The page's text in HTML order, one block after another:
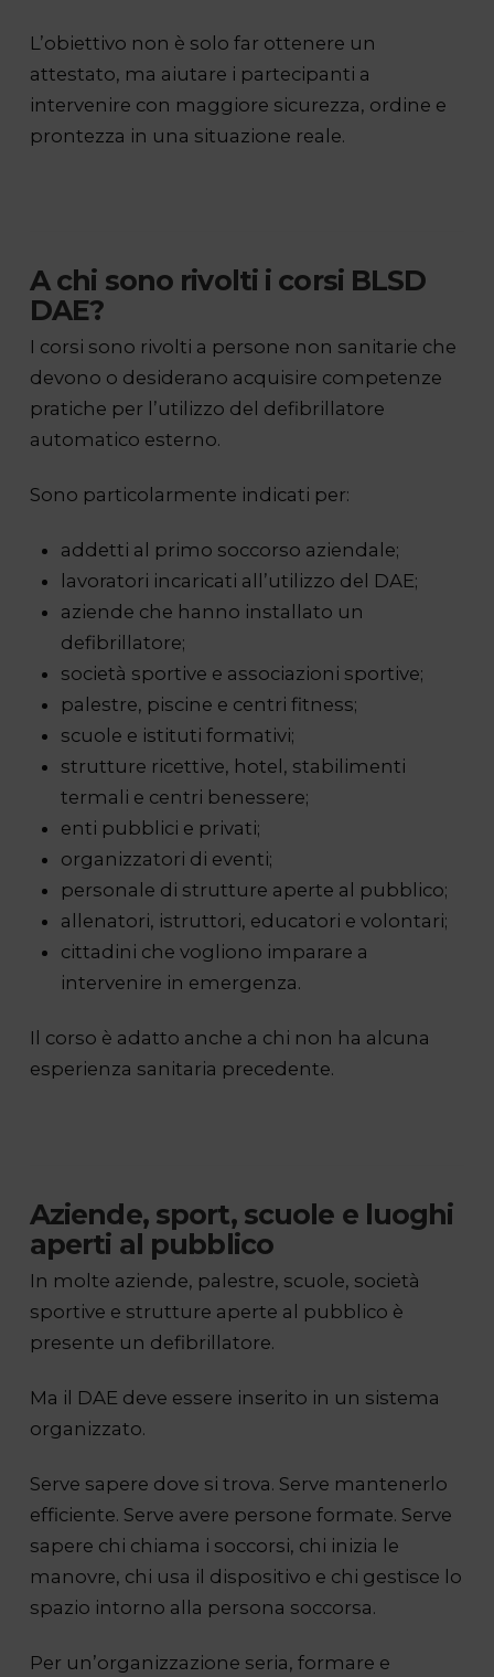
L’obiettivo non è solo far ottenere un
attestato, ma aiutare i partecipanti a
intervenire con maggiore sicurezza, ordine e
prontezza in una situazione reale.
A chi sono rivolti i corsi BLSD
DAE?
I corsi sono rivolti a persone non sanitarie che
devono o desiderano acquisire competenze
pratiche per l’utilizzo del defibrillatore
automatico esterno.
Sono particolarmente indicati per:
addetti al primo soccorso aziendale;
lavoratori incaricati all’utilizzo del DAE;
aziende che hanno installato un
defibrillatore;
società sportive e associazioni sportive;
palestre, piscine e centri fitness;
scuole e istituti formativi;
strutture ricettive, hotel, stabilimenti
termali e centri benessere;
enti pubblici e privati;
organizzatori di eventi;
personale di strutture aperte al pubblico;
allenatori, istruttori, educatori e volontari;
cittadini che vogliono imparare a
intervenire in emergenza.
Il corso è adatto anche a chi non ha alcuna
esperienza sanitaria precedente.
Aziende, sport, scuole e luoghi
aperti al pubblico
In molte aziende, palestre, scuole, società
sportive e strutture aperte al pubblico è
presente un defibrillatore.
Ma il DAE deve essere inserito in un sistema
organizzato.
Serve sapere dove si trova. Serve mantenerlo
efficiente. Serve avere persone formate. Serve
sapere chi chiama i soccorsi, chi inizia le
manovre, chi usa il dispositivo e chi gestisce lo
spazio intorno alla persona soccorsa.
Per un’organizzazione seria, formare e